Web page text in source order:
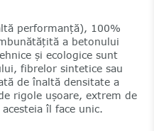
performanță), 100%
a betonului
și ecologice sunt
fibrelor sintetice sau
de înaltă densitate a
rigole ușoare, extrem de
îl face unic.